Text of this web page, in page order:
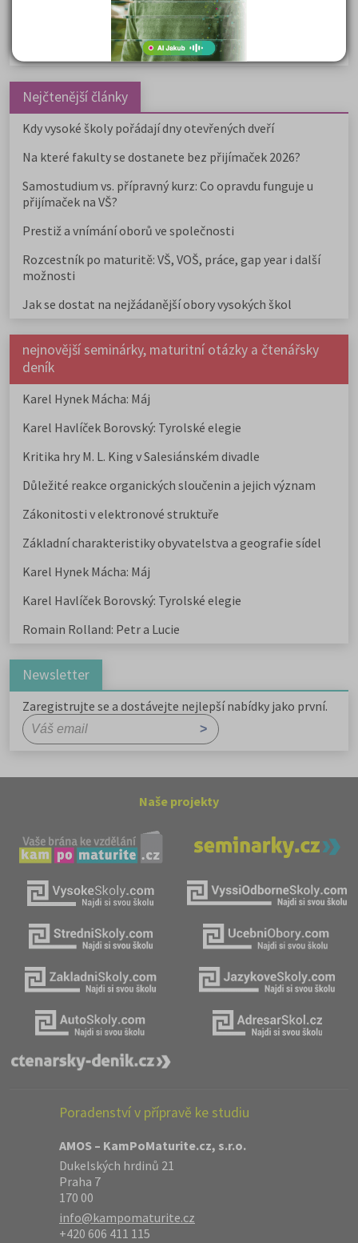
Politologie a mezinár. vztahy
Policejní akademie
Nejčtenější články
Kdy vysoké školy pořádají dny otevřených dveří
Na které fakulty se dostanete bez přijímaček 2026?
Samostudium vs. přípravný kurz: Co opravdu funguje u
přijímaček na VŠ?
Prestiž a vnímání oborů ve společnosti
Rozcestník po maturitě: VŠ, VOŠ, práce, gap year i další
možnosti
Jak se dostat na nejžádanější obory vysokých škol
nejnovější seminárky, maturitní otázky a čtenářsky
deník
Karel Hynek Mácha: Máj
Karel Havlíček Borovský: Tyrolské elegie
Kritika hry M. L. King v Salesiánském divadle
Důležité reakce organických sloučenin a jejich význam
Zákonitosti v elektronové struktuře
Základní charakteristiky obyvatelstva a geografie sídel
Karel Hynek Mácha: Máj
Karel Havlíček Borovský: Tyrolské elegie
Romain Rolland: Petr a Lucie
Newsletter
Zaregistrujte se a dostávejte nejlepší nabídky jako první.
Naše projekty
Poradenství v přípravě ke studiu
AMOS – KamPoMaturite.cz, s.r.o.
Dukelských hrdinů 21
Praha 7
170 00
info@kampomaturite.cz
+420 606 411 115